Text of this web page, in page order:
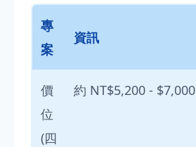
專
案
資訊
價
位
(四
約 NT$5,200 - $7,000